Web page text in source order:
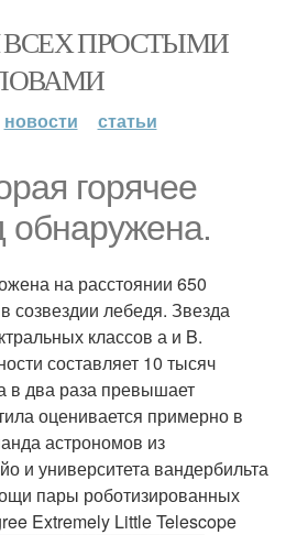
ПРОСТЫМИ
новости статьи
горячее
обнаружена.
на расстоянии 650
созвездии лебедя. Звезда
классов а и B.
составляет 10 тысяч
в два раза превышает
оценивается примерно в
астрономов из
и университета вандербильта
пары роботизированных
Extremely Little Telescope